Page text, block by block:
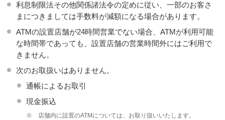
利息制限法その他関係諸法令の定めに従い、一部のお客さ
まにつきましては手数料が減額になる場合があります。
ATMの設置店舗が24時間営業でない場合、ATMが利用可能
な時間帯であっても、設置店舗の営業時間外にはご利用で
きません。
次のお取扱いはありません。
通帳によるお取引
現金振込
※ 店舗内に設置のATMについては、お取り扱いいたします。